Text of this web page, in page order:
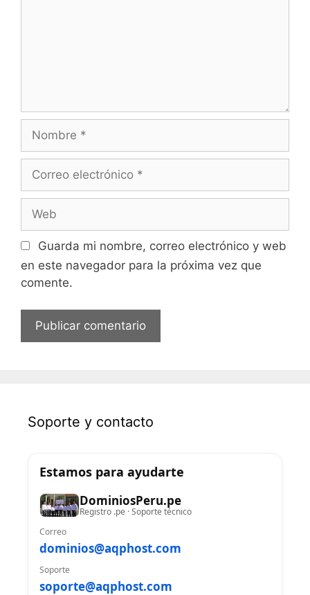
Guarda mi nombre, correo electrónico y web
en este navegador para la próxima vez que
comente.
Soporte y contacto
Estamos para ayudarte
DominiosPeru.pe
Registro .pe · Soporte técnico
Correo
dominios@aqphost.com
Soporte
soporte@aqphost.com